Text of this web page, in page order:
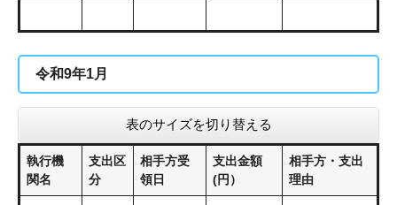
令和9年1月
表のサイズを切り替える
執行機
関名
支出区
分
相手方受
領日
支出金額
(円）
相手方・支出
理由